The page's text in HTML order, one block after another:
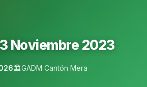
Noviembre 2023
🏛️GADM Cantón Mera